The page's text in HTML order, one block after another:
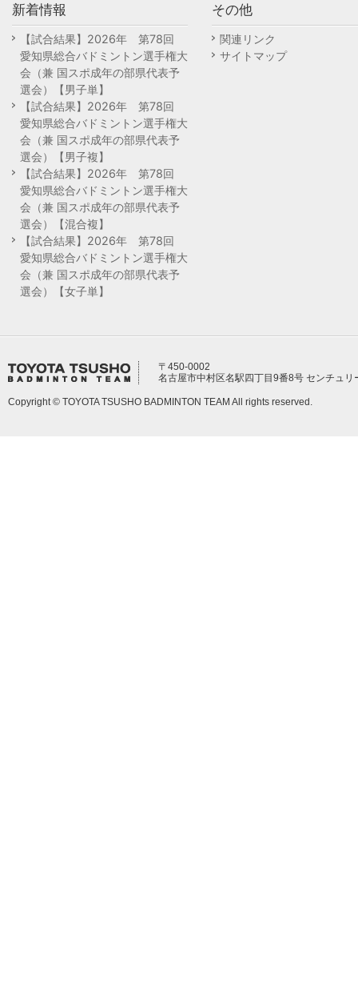
新着情報
【試合結果】2026年 第78回
愛知県総合バドミントン選手権大
会（兼 国スポ成年の部県代表予
選会）【男子単】
【試合結果】2026年 第78回
愛知県総合バドミントン選手権大
会（兼 国スポ成年の部県代表予
選会）【男子複】
【試合結果】2026年 第78回
愛知県総合バドミントン選手権大
会（兼 国スポ成年の部県代表予
選会）【混合複】
【試合結果】2026年 第78回
愛知県総合バドミントン選手権大
会（兼 国スポ成年の部県代表予
選会）【女子単】
その他
関連リンク
サイトマップ
〒450-0002
名古屋市中村区名駅四丁目9番8号 センチュリ
Copyright © TOYOTA TSUSHO BADMINTON TEAM All rights reserved.